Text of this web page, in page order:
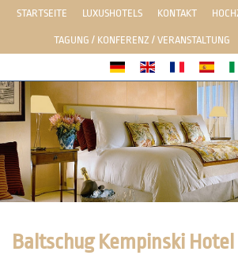
STARTSEITE LUXUSHOTELS KONTAKT
TAGUNG / KONFERENZ / VERANSTALTUNG
Baltschug Kempinski